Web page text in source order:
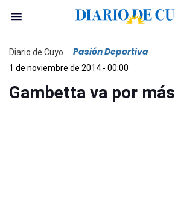
Diario de Cuyo Pasión Deportiva
1 de noviembre de 2014 - 00:00
Gambetta va por más